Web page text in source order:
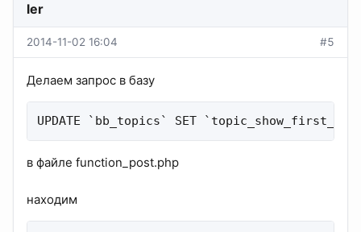
ler
2014-11-02 16:04 #5
Делаем запрос в базу
UPDATE `bb_topics` SET
в файле function_post.php
находим